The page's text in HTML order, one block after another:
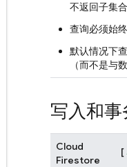
不返回子集合
查询必须始
默认情况下
（而不是与
写入和事
Cloud
Firestore
[